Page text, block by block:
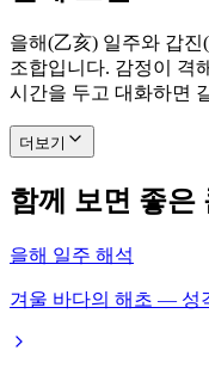
을해(乙亥) 일주와 갑
조합입니다. 감정이 격
시간을 두고 대화하면
더보기
함께 보면 좋은
을해 일주 해석
겨울 바다의 해초 — 성